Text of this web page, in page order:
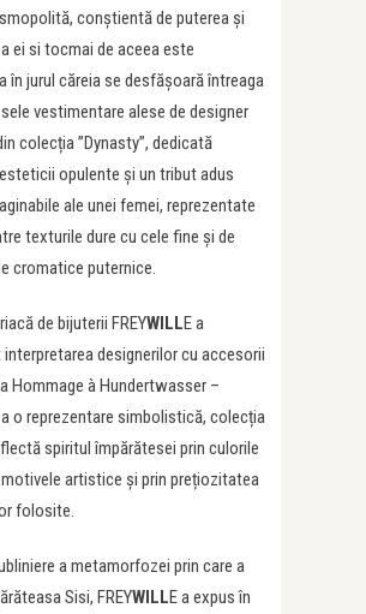
conștientă de puterea și
ei si tocmai de aceea este
în jurul căreia se desfășoară întreaga
vestimentare alese de designer
colecția ”Dynasty”, dedicată
opulente și un tribut adus
ale unei femei, reprezentate
texturile dure cu cele fine și de
cromatice puternice.
de bijuterii FREYWILLE a
designerilor cu accesorii
Hommage à Hundertwasser –
o reprezentare simbolistică, colecția
spiritul împărătesei prin culorile
artistice și prin prețiozitatea
folosite.
a metamorfozei prin care a
Sisi, FREYWILLE a expus în